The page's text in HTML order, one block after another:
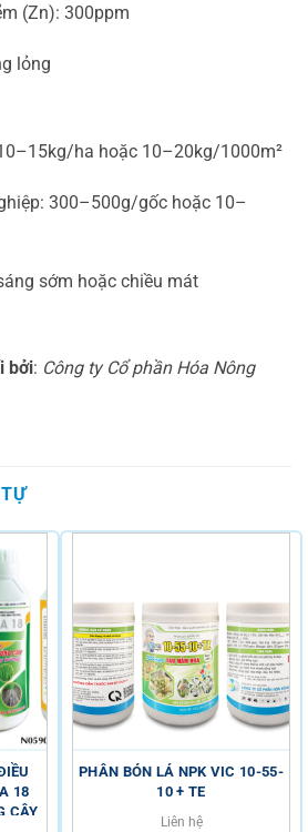
(Zn): 300ppm
lỏng
ha hoặc 10–20kg/1000m²
300–500g/gốc hoặc 10–
sớm hoặc chiều mát
bởi: Công ty Cổ phần Hóa Nông
18
CÂY
PHÂN BÓN LÁ NPK VIC 10-55-
10 + TE
Liên hệ